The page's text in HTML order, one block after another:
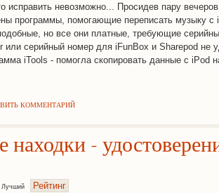
исправить невозможно... Просидев пару
программы, помогающие переписать музыку
но все они платные, требующие
или серийный номер для iFunBox и Sharepod не
iTools - помогла скопировать данные с iPod
КОММЕНТАРИЙ
находки -
Лучший